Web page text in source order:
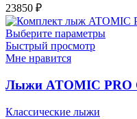
23850 ₽
Выберите параметры
Быстрый просмотр
Мне нравится
Лыжи ATOMIC PRO
Классические лыжи